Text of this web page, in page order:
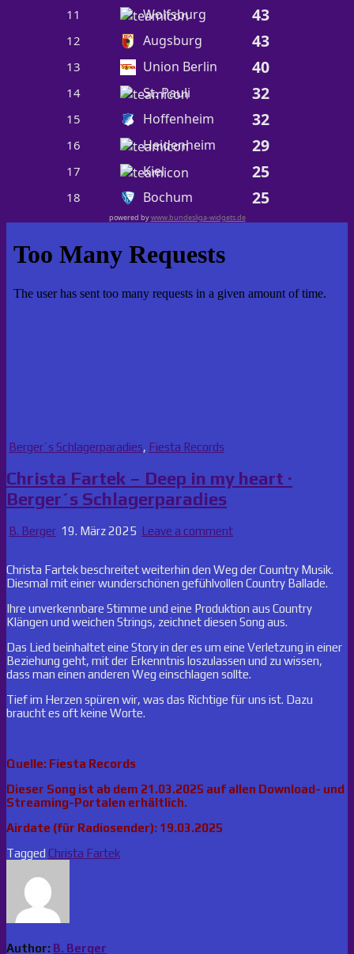
11 Wolfsburg 43
12 Augsburg 43
13 Union Berlin 40
14 St. Pauli 32
15 Hoffenheim 32
16 Heidenheim 29
17 Kiel 25
18 Bochum 25
powered bywww.bundesliga-widgets.de
Posted
Berger´s Schlagerparadies, Fiesta Records
Christa Fartek – Deep in my heart ·
Berger´s Schlagerparadies
B. Berger 19. März 2025 Leave a comment
Christa Fartek beschreitet weiterhin den Weg der Country Musik.
Diesmal mit einer wunderschönen gefühlvollen Country Ballade.
Ihre unverkennbare Stimme und eine Produktion aus Country
Klängen und weichen Strings, zeichnet diesen Song aus.
Das Lied beinhaltet eine Story in der es um eine Verletzung in einer
Beziehung geht, mit der Erkenntnis loszulassen und zu wissen,
dass man einen anderen Weg einschlagen sollte.
Tief im Herzen spüren wir, was das Richtige für uns ist. Dazu
braucht es oft keine Worte.
Quelle: Fiesta Records
Dieser Song ist ab dem 21.03.2025 auf allen Download- und
Streaming-Portalen erhältlich.
Airdate (für Radiosender): 19.03.2025
Tagged Christa Fartek
Author: B. Berger